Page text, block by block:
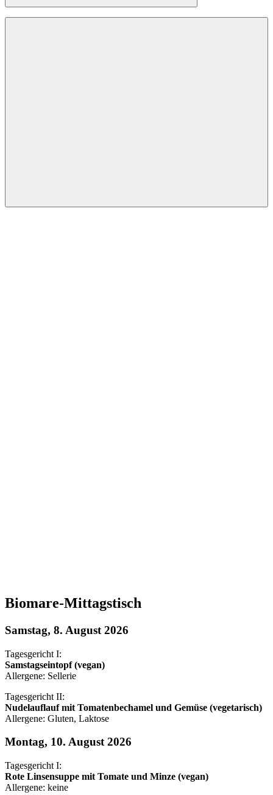
Biomare-Mittagstisch
Samstag, 8. August 2026
Tagesgericht I:
Samstagseintopf (vegan)
Allergene: Sellerie
Tagesgericht II:
Nudelauflauf mit Tomatenbechamel und Gemüse (vegetarisch)
Allergene: Gluten, Laktose
Montag, 10. August 2026
Tagesgericht I:
Rote Linsensuppe mit Tomate und Minze (vegan)
Allergene: keine